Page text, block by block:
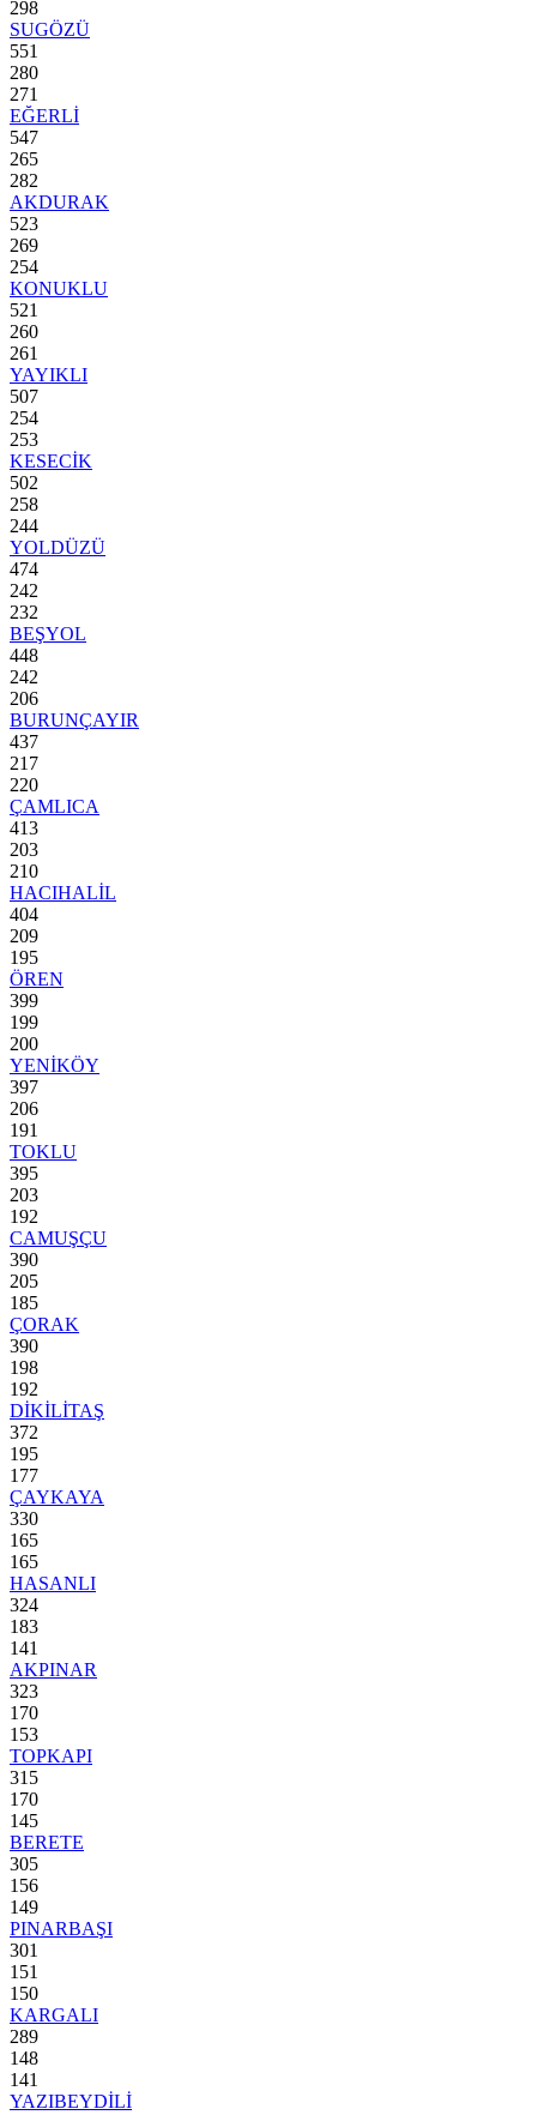
298
SUGÖZÜ
551
280
271
EĞERLİ
547
265
282
AKDURAK
523
269
254
KONUKLU
521
260
261
YAYIKLI
507
254
253
KESECİK
502
258
244
YOLDÜZÜ
474
242
232
BEŞYOL
448
242
206
BURUNÇAYIR
437
217
220
ÇAMLICA
413
203
210
HACIHALİL
404
209
195
ÖREN
399
199
200
YENİKÖY
397
206
191
TOKLU
395
203
192
CAMUŞÇU
390
205
185
ÇORAK
390
198
192
DİKİLİTAŞ
372
195
177
ÇAYKAYA
330
165
165
HASANLI
324
183
141
AKPINAR
323
170
153
TOPKAPI
315
170
145
BERETE
305
156
149
PINARBAŞI
301
151
150
KARGALI
289
148
141
YAZIBEYDİLİ